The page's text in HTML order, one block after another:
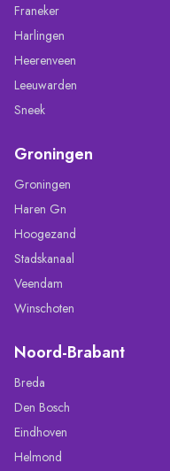
Franeker
Harlingen
Heerenveen
Leeuwarden
Sneek
Groningen
Groningen
Haren Gn
Hoogezand
Stadskanaal
Veendam
Winschoten
Noord-Brabant
Breda
Den Bosch
Eindhoven
Helmond